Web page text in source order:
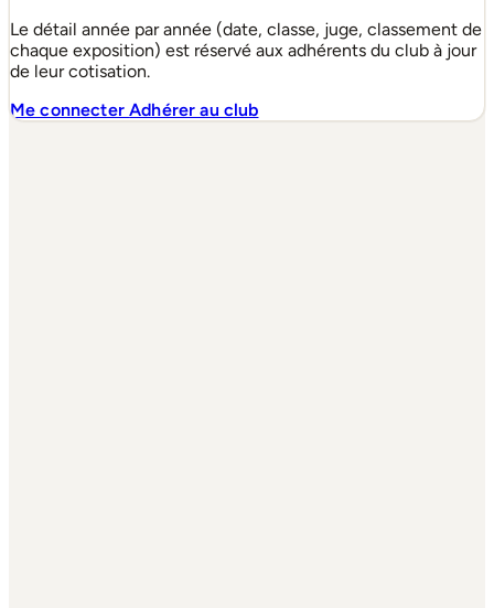
Le détail année par année (date, classe, juge, classement de
chaque exposition) est réservé aux adhérents du club à jour
de leur cotisation.
Me connecterAdhérer au club